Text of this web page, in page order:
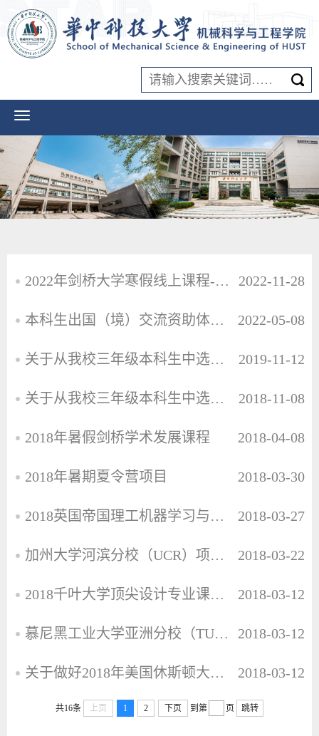
2022年剑桥大学寒假线上课程-智能制造 2022-11-28
本科生出国（境）交流资助体系补充方案 2022-05-08
关于从我校三年级本科生中选拔学生赴美国、澳大利亚、瑞典、加拿大等国合作大学进行“3+2”校际交流的通… 2019-11-12
关于从我校三年级本科生中选拔学生赴美国、澳大利亚、瑞典、加拿大等国合作大学进行“3+2”校际交流的通… 2018-11-08
2018年暑假剑桥学术发展课程 2018-04-08
2018年暑期夏令营项目 2018-03-30
2018英国帝国理工机器学习与传感器网络暑期科研项目、美国MIT顶尖生物实验室 2018-03-27
加州大学河滨分校（UCR）项目讲座通知 2018-03-22
2018千叶大学顶尖设计专业课程招生通知 2018-03-12
慕尼黑工业大学亚洲分校（TUM-ASIA）“智能科技”暑期项目 2018-03-12
关于做好2018年美国休斯顿大学本科生实习项目学生选拔工作的通知 2018-03-12
共16条 上页 1 2 下页 到第 页 跳转